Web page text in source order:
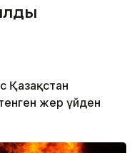
Қазақстан
жер үйден